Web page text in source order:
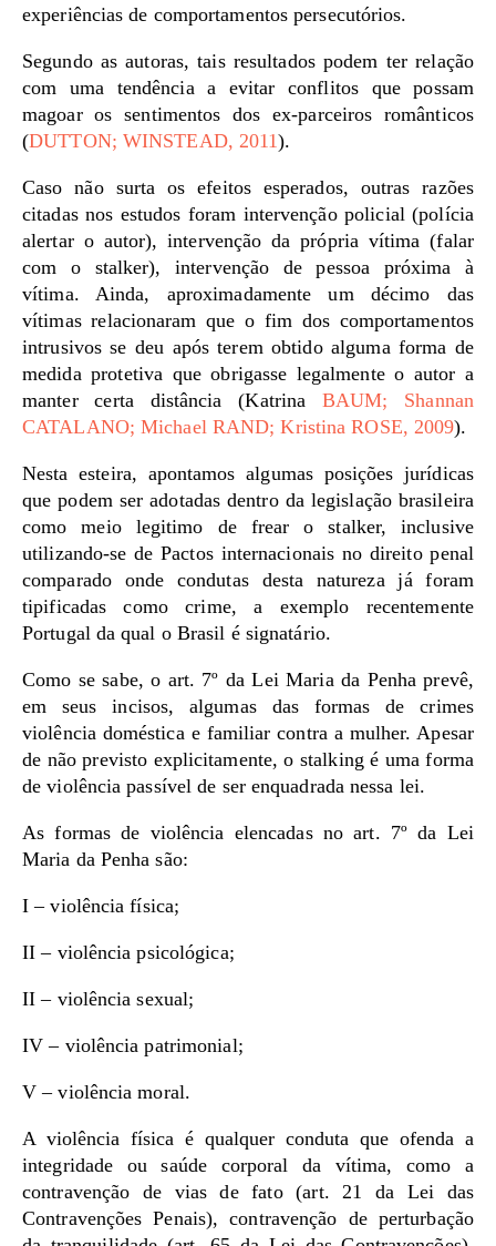
experiências de comportamentos persecutórios.
Segundo as autoras, tais resultados podem ter relação
com uma tendência a evitar conflitos que possam
magoar os sentimentos dos ex-parceiros românticos
(DUTTON; WINSTEAD, 2011).
Caso não surta os efeitos esperados, outras razões
citadas nos estudos foram intervenção policial (polícia
alertar o autor), intervenção da própria vítima (falar
com o stalker), intervenção de pessoa próxima à
vítima. Ainda, aproximadamente um décimo das
vítimas relacionaram que o fim dos comportamentos
intrusivos se deu após terem obtido alguma forma de
medida protetiva que obrigasse legalmente o autor a
manter certa distância (Katrina BAUM; Shannan
CATALANO; Michael RAND; Kristina ROSE, 2009).
Nesta esteira, apontamos algumas posições jurídicas
que podem ser adotadas dentro da legislação brasileira
como meio legitimo de frear o stalker, inclusive
utilizando-se de Pactos internacionais no direito penal
comparado onde condutas desta natureza já foram
tipificadas como crime, a exemplo recentemente
Portugal da qual o Brasil é signatário.
Como se sabe, o art. 7º da Lei Maria da Penha prevê,
em seus incisos, algumas das formas de crimes
violência doméstica e familiar contra a mulher. Apesar
de não previsto explicitamente, o stalking é uma forma
de violência passível de ser enquadrada nessa lei.
As formas de violência elencadas no art. 7º da Lei
Maria da Penha são:
I – violência física;
II – violência psicológica;
II – violência sexual;
IV – violência patrimonial;
V – violência moral.
A violência física é qualquer conduta que ofenda a
integridade ou saúde corporal da vítima, como a
contravenção de vias de fato (art. 21 da Lei das
Contravenções Penais), contravenção de perturbação